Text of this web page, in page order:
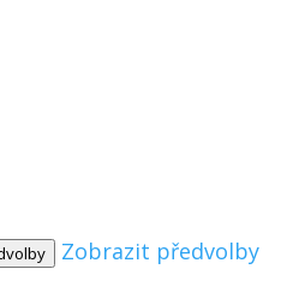
Zobrazit předvolby